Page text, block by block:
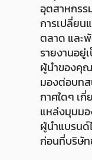
อุตสาหกรร
การเปลี่ยน
ตลาด และ
รายงานอยู่
ผู้นำของคุณ
มองต่อบทส
กาศใดๆ เ
แหล่งมุมมอ
ผู้นำแบรนด์
ก่อนที่บริษัท